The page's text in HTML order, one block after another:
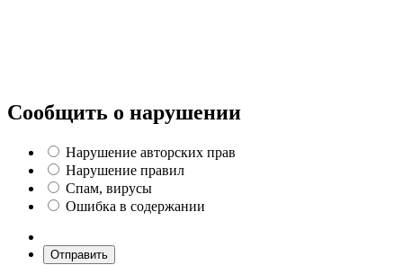
Сообщить о нарушении
Нарушение авторских прав
Нарушение правил
Спам, вирусы
Ошибка в содержании
Отправить